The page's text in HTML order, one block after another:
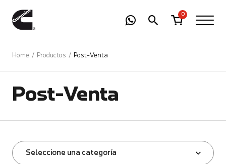
0
Home Productos Post-Venta
Post-Venta
Seleccione una categoría